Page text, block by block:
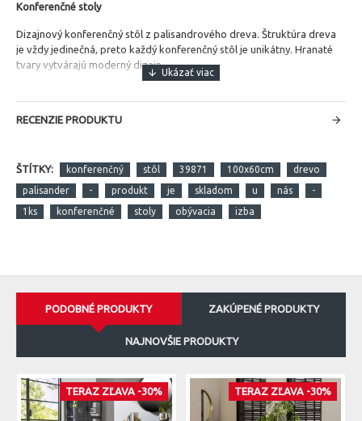
Konferenčné stoly
Dizajnový konferenčný stôl z palisandrového dreva. Štruktúra dreva
je vždy jedinečná, preto každý konferenčný stôl je unikátny. Hranaté
tvary vytvárajú moderný dizajn.
RECENZIE PRODUKTU
ŠTÍTKY: konferenčný stôl 39871 100x60cm drevo
palisander - produkt je skladom u nás
-
1ks
konferenčné stoly obývacia izba
PODOBNÉ PRODUKTY ZAKÚPENÉ PRODUKTY
NAJNOVŠIE PRODUKTY
TERAZ ZĽAVA -30% TERAZ ZĽAVA -30%